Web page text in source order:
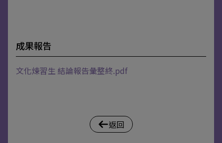
成果報告
文化煉習生 結論報告彙整終.pdf
返回